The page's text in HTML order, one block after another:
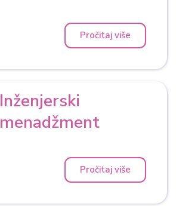
Pročitaj više
Inženjerski
menadžment
Pročitaj više